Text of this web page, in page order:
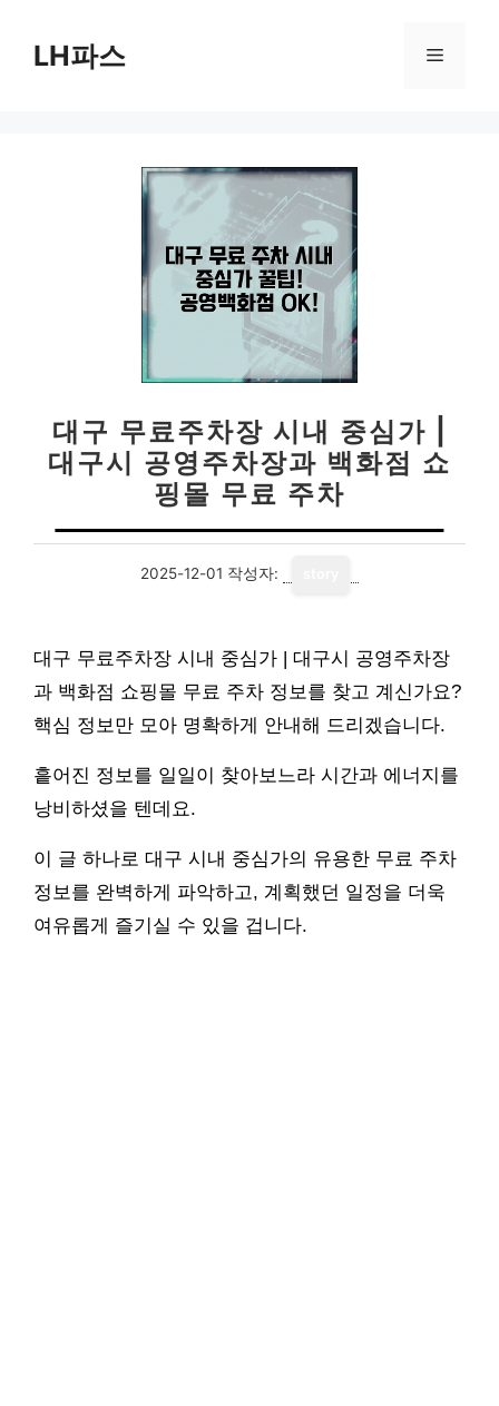
LH파스 메
대구 무료주차장 시내 중심가 |
대구시 공영주차장과 백화점 쇼
핑몰 무료 주차
2025-12-01 작성자:
대구 무료주차장 시내 중심가 | 대구시 공영주차장
과 백화점 쇼핑몰 무료 주차 정보를 찾고 계신가요?
핵심 정보만 모아 명확하게 안내해 드리겠습니다.
흩어진 정보를 일일이 찾아보느라 시간과 에너지를
낭비하셨을 텐데요.
이 글 하나로 대구 시내 중심가의 유용한 무료 주차
정보를 완벽하게 파악하고, 계획했던 일정을 더욱
여유롭게 즐기실 수 있을 겁니다.